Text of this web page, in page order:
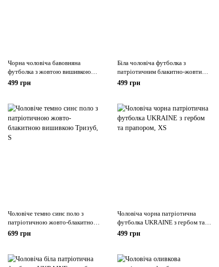
Чорна чоловіча бавовняна
футболка з жовтою вишивкою
Тризуб та нашивкою прапора, XS
499 грн
Біла чоловіча футболка з
патріотичним блакитно-жовтим
вишитим принтом «Мапа
499 грн
Чоловіче темно синє поло з
патріотичною жовто-блакитною
вишивкою Тризуб, S
699 грн
Чоловіча чорна патріотична
футболка UKRAINE з гербом та
прапором
499 грн